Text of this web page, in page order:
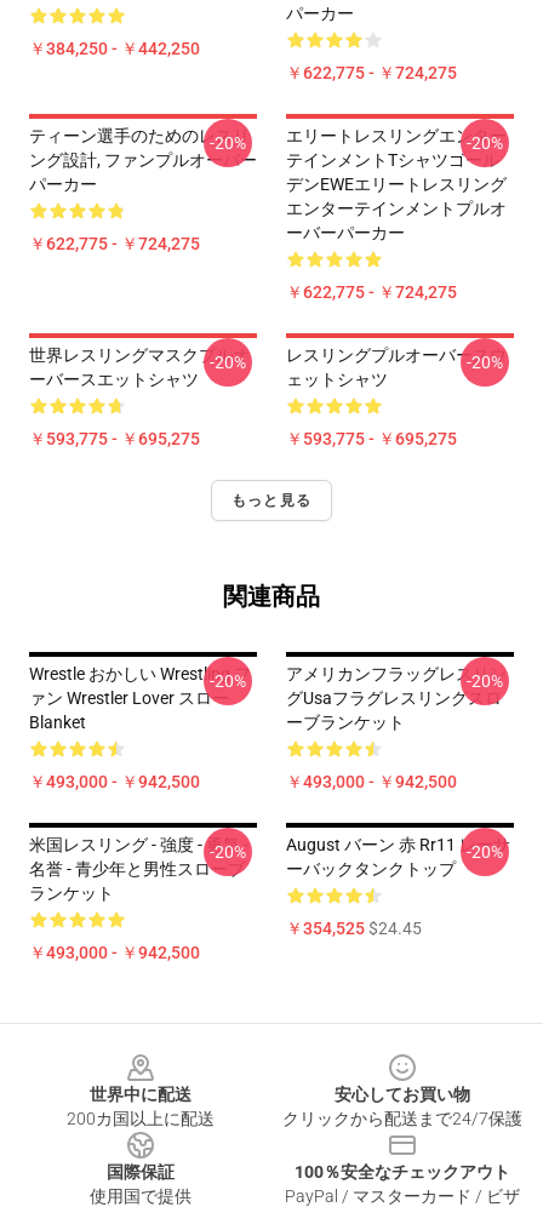
￥384,250 - ￥442,250
パーカー
￥622,775 - ￥724,275
ティーン選手のためのレスリ
ング設計, ファンプルオーバー
パーカー
￥622,775 - ￥724,275
-20%
エリートレスリングエンター
テインメントTシャツゴール
デンEWEエリートレスリング
エンターテインメントプルオ
ーバーパーカー
￥622,775 - ￥724,275
-20%
世界レスリングマスクプルオ
ーバースエットシャツ
￥593,775 - ￥695,275
-20%
レスリングプルオーバースウ
ェットシャツ
￥593,775 - ￥695,275
-20%
もっと見る
関連商品
Wrestle おかしい Wrestling フ
ァン Wrestler Lover スロー
Blanket
￥493,000 - ￥942,500
-20%
アメリカンフラッグレスリン
グUsaフラグレスリングスロ
ーブランケット
￥493,000 - ￥942,500
-20%
米国レスリング - 強度 - 勇気 -
名誉 - 青少年と男性スローブ
ランケット
￥493,000 - ￥942,500
-20%
August バーン 赤 Rr11 レーサ
ーバックタンクトップ
￥354,525$24.45
-20%
世界中に配送
200カ国以上に配送
安心してお買い物
クリックから配送まで24/7保護
国際保証
使用国で提供
100％安全なチェックアウト
PayPal / マスターカード / ビザ